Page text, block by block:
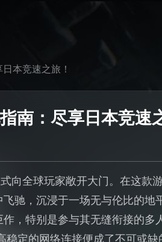
本竞速之旅！
南：尽享日本竞速
向全球玩家敞开大门。在这款
驰，沉浸于一场无与伦比的
作，特别是参与其无缝衔接的
定的网络连接便成了不可或